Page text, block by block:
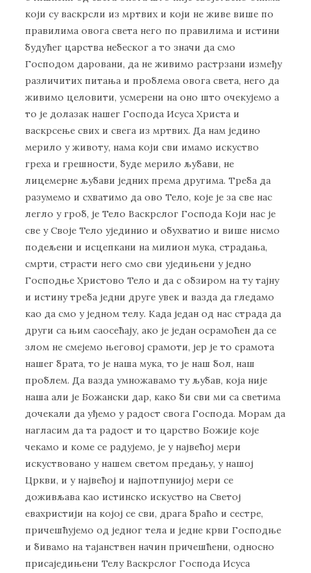
који су васкрсли из мртвих и који не живе више по
правилима овога света него по правилима и истини
будућег царства небеског а то значи да смо
Господом даровани, да не живимо растрзани између
различитих питања и проблема овога света, него да
живимо целовити, усмерени на оно што очекујемо а
то је долазак нашег Господа Исуса Христа и
васкрсење свих и свега из мртвих. Да нам једино
мерило у животу, нама који сви имамо искуство
греха и грешности, буде мерило љубави, не
лицемерне љубави једних према другима. Треба да
разумемо и схватимо да ово Тело, које је за све нас
легло у гроб, је Тело Васкрслог Господа Који нас је
све у Своје Тело ујединио и обухватио и више нисмо
подељени и исцепкани на милион мука, страдања,
смрти, страсти него смо сви уједињени у једно
Господње Христово Тело и да с обзиром на ту тајну
и истину треба једни друге увек и вазда да гледамо
као да смо у једном телу. Када један од нас страда да
други са њим саосећају, ако је један осрамоћен да се
злом не смејемо његовој срамоти, јер је то срамота
нашег брата, то је наша мука, то је наш бол, наш
проблем. Да вазда умножавамо ту љубав, која није
наша али је Божански дар, како би сви ми са светима
дочекали да уђемо у радост свога Господа. Морам да
нагласим да та радост и то царство Божије које
чекамо и коме се радујемо, је у највећој мери
искуствовано у нашем светом предању, у нашој
Цркви, и у највећој и најпотпунијој мери се
доживљава као истинско искуство на Светој
евахристији на којој се сви, драга браћо и сестре,
причешћујемо од једног тела и једне крви Господње
и бивамо на тајанствен начин причешћени, односно
присаједињени Телу Васкрслог Господа Исуса